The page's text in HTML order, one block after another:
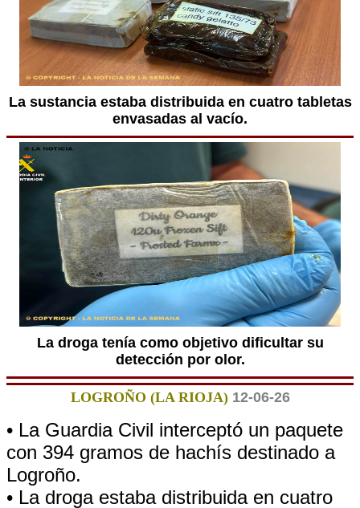
La sustancia estaba distribuida en cuatro tabletas
envasadas al vacío.
La droga tenía como objetivo dificultar su
detección por olor.
LOGROÑO (LA RIOJA) 12-06-26
• La Guardia Civil interceptó un paquete
con 394 gramos de hachís destinado a
Logroño.
• La droga estaba distribuida en cuatro